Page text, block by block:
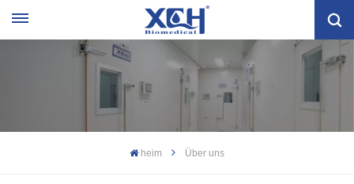
heim Über uns